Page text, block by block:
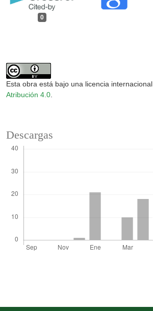
0
Esta obra está bajo una licencia internacional
Atribución 4.0.
Descargas